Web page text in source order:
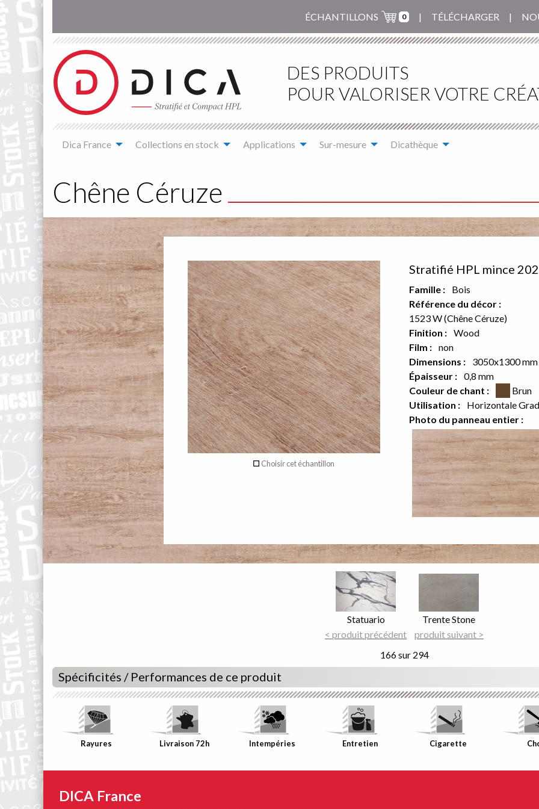
ÉCHANTILLONS 0 TÉLÉCHARGER
DES PRODUITS
POUR VALORISER VOTRE
Main
Dica France Collections en stock Applications Sur-mesure Dicathèque
are
here Chêne Céruze
Décor
recto
Aucun décor sur le verso
de ce produit
Verso
Choisir cet échantillon
Stratifié HPL mince
Famille :
Bois
Référence du décor :
1523 W (Chêne Céruze)
Finition : Wood
Film : non
Dimensions :
3050x1300 mm
Épaisseur : 0,8 mm
Couleur de chant :
Couleur CSS
Brun
Utilisation :
Horizontale
Photo du panneau entier :
Image
Focus
du
Statuario
< produit précédent
Nom
du
décor
Trente Stone
produit suivant >
166 sur 294
Spécificités / Performances de ce produit
Rayures Livraison 72h Intempéries Entretien Cigarette
DICA France